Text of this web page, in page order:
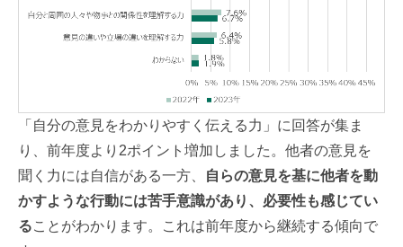
「自分の意見をわかりやすく伝える力」に回答が集ま
り、前年度より2ポイント増加しました。 他者の意見を
聞く力には自信がある一方、
自らの意見を基に他者を動
かすような行動には苦手意識があり、 必要性も感じてい
ることがわかります。これは前年度から継続する傾向で